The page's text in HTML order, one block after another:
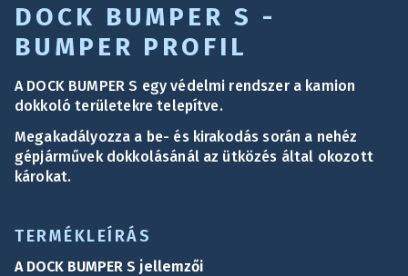
DOCK BUMPER S -
BUMPER PROFIL
A DOCK BUMPER S egy védelmi rendszer a kamion
dokkoló területekre telepítve.
Megakadályozza a be- és kirakodás során a nehéz
gépjárművek dokkolásánál az ütközés által okozott
károkat.
TERMÉKLEÍRÁS
A DOCK BUMPER S jellemzői